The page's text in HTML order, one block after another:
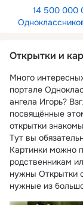
14 500 000
Открытки и
Много
портале
ангела Игорь?
посвящённые
открытки
Тут вы
Картинки можно
родственникам
нужны Открытки
нужные из